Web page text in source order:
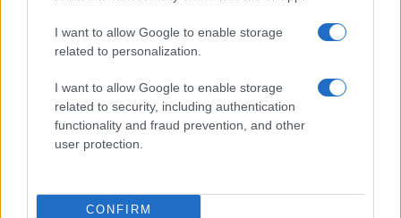
I want to allow Google to enable storage
related to personalization.
I want to allow Google to enable storage
related to security, including authentication
functionality and fraud prevention, and other
user protection.
CONFIRM
Nome
Eureka Bridged PAX
Gold (Terra
(PAXG)
$4,187.30
Kinza Babylon Staked